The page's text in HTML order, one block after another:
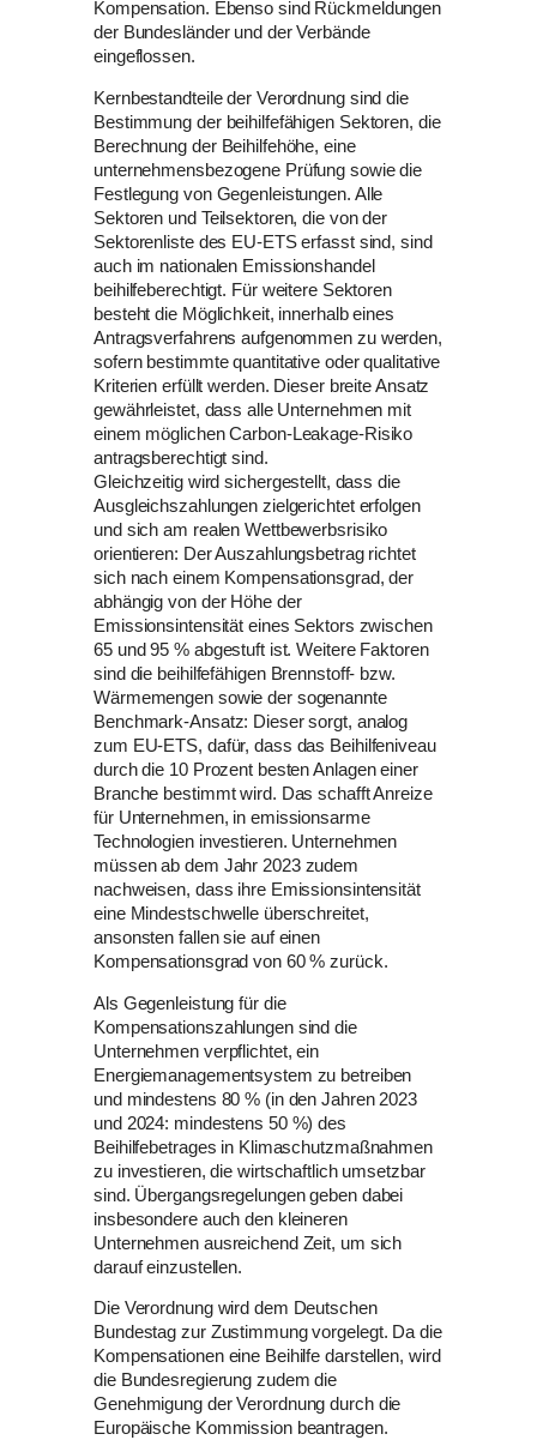
Kompensation. Ebenso sind Rückmeldungen
der Bundesländer und der Verbände
eingeflossen.
Kernbestandteile der Verordnung sind die
Bestimmung der beihilfefähigen Sektoren, die
Berechnung der Beihilfehöhe, eine
unternehmensbezogene Prüfung sowie die
Festlegung von Gegenleistungen. Alle
Sektoren und Teilsektoren, die von der
Sektorenliste des EU-ETS erfasst sind, sind
auch im nationalen Emissionshandel
beihilfeberechtigt. Für weitere Sektoren
besteht die Möglichkeit, innerhalb eines
Antragsverfahrens aufgenommen zu werden,
sofern bestimmte quantitative oder qualitative
Kriterien erfüllt werden. Dieser breite Ansatz
gewährleistet, dass alle Unternehmen mit
einem möglichen Carbon-Leakage-Risiko
antragsberechtigt sind.
Gleichzeitig wird sichergestellt, dass die
Ausgleichszahlungen zielgerichtet erfolgen
und sich am realen Wettbewerbsrisiko
orientieren: Der Auszahlungsbetrag richtet
sich nach einem Kompensationsgrad, der
abhängig von der Höhe der
Emissionsintensität eines Sektors zwischen
65 und 95 % abgestuft ist. Weitere Faktoren
sind die beihilfefähigen Brennstoff- bzw.
Wärmemengen sowie der sogenannte
Benchmark-Ansatz: Dieser sorgt, analog
zum EU-ETS, dafür, dass das Beihilfeniveau
durch die 10 Prozent besten Anlagen einer
Branche bestimmt wird. Das schafft Anreize
für Unternehmen, in emissionsarme
Technologien investieren. Unternehmen
müssen ab dem Jahr 2023 zudem
nachweisen, dass ihre Emissionsintensität
eine Mindestschwelle überschreitet,
ansonsten fallen sie auf einen
Kompensationsgrad von 60 % zurück.
Als Gegenleistung für die
Kompensationszahlungen sind die
Unternehmen verpflichtet, ein
Energiemanagementsystem zu betreiben
und mindestens 80 % (in den Jahren 2023
und 2024: mindestens 50 %) des
Beihilfebetrages in Klimaschutzmaßnahmen
zu investieren, die wirtschaftlich umsetzbar
sind. Übergangsregelungen geben dabei
insbesondere auch den kleineren
Unternehmen ausreichend Zeit, um sich
darauf einzustellen.
Die Verordnung wird dem Deutschen
Bundestag zur Zustimmung vorgelegt. Da die
Kompensationen eine Beihilfe darstellen, wird
die Bundesregierung zudem die
Genehmigung der Verordnung durch die
Europäische Kommission beantragen.